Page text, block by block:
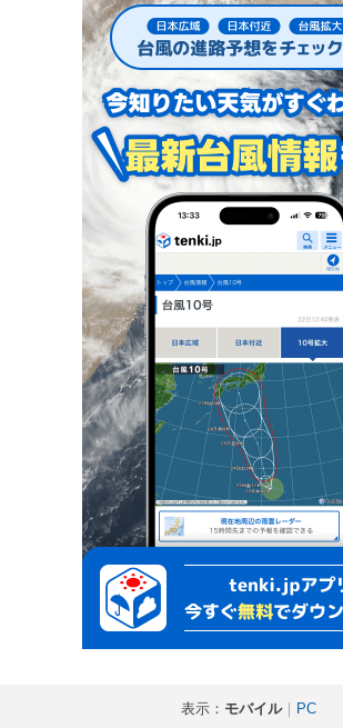
表示： モバイル｜
PC